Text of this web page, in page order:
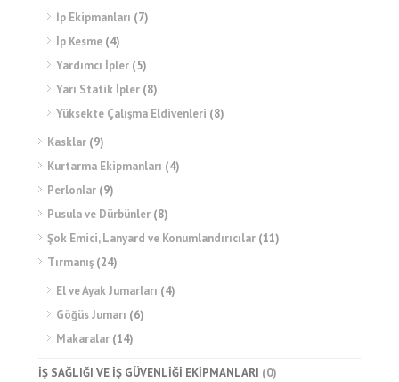
İp Ekipmanları (7)
İp Kesme (4)
Yardımcı İpler (5)
Yarı Statik İpler (8)
Yüksekte Çalışma Eldivenleri (8)
Kasklar (9)
Kurtarma Ekipmanları (4)
Perlonlar (9)
Pusula ve Dürbünler (8)
Şok Emici, Lanyard ve Konumlandırıcılar (11)
Tırmanış (24)
El ve Ayak Jumarları (4)
Göğüs Jumarı (6)
Makaralar (14)
İŞ SAĞLIĞI VE İŞ GÜVENLİĞİ EKİPMANLARI (0)